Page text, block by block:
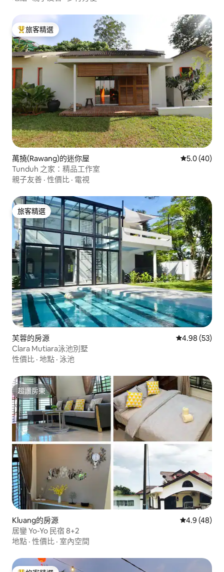
旅客精選榜首
旅客精選
萬撓(Rawang)的迷你屋 從 40 則評
5.0 (40)
Tunduh 之家：精品工作室
親子友善 · 性價比 · 電視
旅客精選
旅客精選
芙蓉的房源 從 53 則評價
4.98 (53)
Clara Mutiara泳池別墅
性價比 · 地點 · 泳池
超讚房東
超讚房東
Kluang的房源 從 48 則評
4.9 (48)
居鑾 Yo-Yo 民宿 8+2
地點 · 性價比 · 室內空間